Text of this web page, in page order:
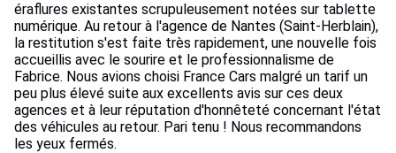
éraflures existantes scrupuleusement notées sur tablette
numérique. Au retour à l'agence de Nantes (Saint-Herblain),
la restitution s'est faite très rapidement, une nouvelle fois
accueillis avec le sourire et le professionnalisme de
Fabrice. Nous avions choisi France Cars malgré un tarif un
peu plus élevé suite aux excellents avis sur ces deux
agences et à leur réputation d'honnêteté concernant l'état
des véhicules au retour. Pari tenu ! Nous recommandons
les yeux fermés.